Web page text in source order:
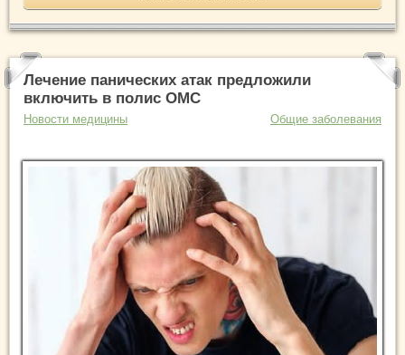
Лечение панических атак предложили
включить в полис ОМС
Новости медицины Общие заболевания